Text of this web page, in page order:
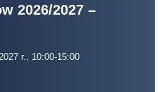
2026/2027 –
r., 10:00-15:00